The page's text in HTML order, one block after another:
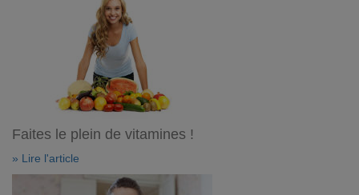
Faites le plein de vitamines !
» Lire l'article